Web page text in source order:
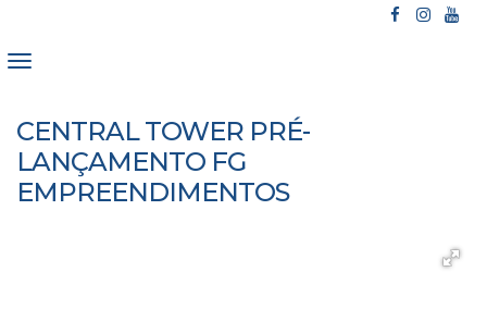
CENTRAL TOWER PRÉ-
LANÇAMENTO FG
EMPREENDIMENTOS